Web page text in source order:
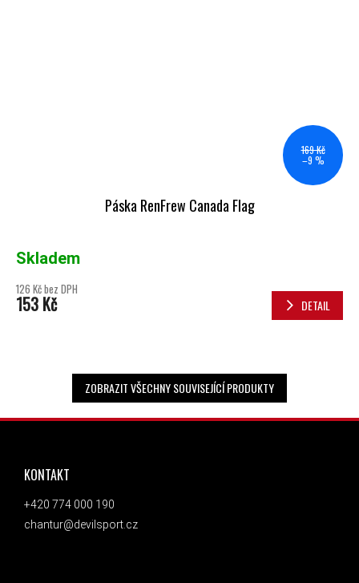
169 Kč
–9 %
Páska RenFrew Canada Flag
Skladem
126 Kč bez DPH
153 Kč DETAIL
ZOBRAZIT VŠECHNY SOUVISEJÍCÍ PRODUKTY
ZÁPATÍ
KONTAKT
+420 774 000 190
chantur@devilsport.cz